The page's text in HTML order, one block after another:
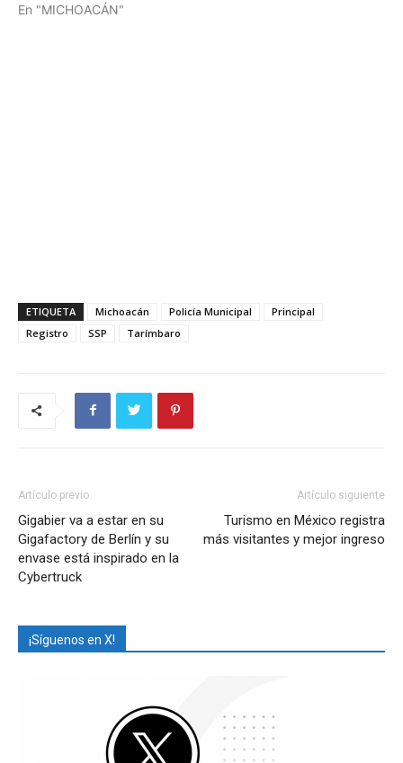
En "MICHOACÁN"
ETIQUETA Michoacán Policía Municipal
Principal
Registro
SSP Tarímbaro
Artículo previo
Gigabier va a estar en su
Gigafactory de Berlín y su
envase está inspirado en la
Cybertruck
Artículo siguiente
Turismo en México registra
más visitantes y mejor ingreso
¡Síguenos en X!